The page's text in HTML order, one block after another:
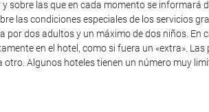
sobre las que en cada momento se informará
las condiciones especiales de los servicios
dos adultos y un máximo de dos niños. En
en el hotel, como si fuera un «extra».
Algunos hoteles tienen un número muy